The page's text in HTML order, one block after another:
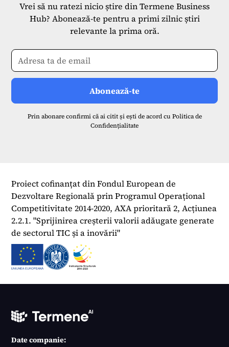
Vrei să nu ratezi nicio știre din Termene Business
Hub? Abonează-te pentru a primi zilnic știri
relevante la prima oră.
Prin abonare confirmi că ai citit și ești de acord cu Politica de
Confidențialitate
Proiect cofinanțat din Fondul European de
Dezvoltare Regională prin Programul Operațional
Competitivitate 2014-2020, AXA prioritară 2, Acțiunea
2.2.1. "Sprijinirea creșterii valorii adăugate generate
de sectorul TIC și a inovării"
Date companie: